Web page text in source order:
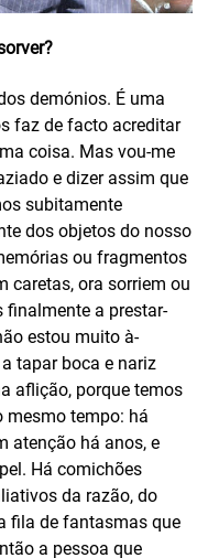
demónios. É uma
faz de facto acreditar
coisa. Mas vou-me
e dizer assim que
subitamente
dos objetos do nosso
ou fragmentos
caretas, ora sorriem ou
a prestar-
estou muito à-
tapar boca e nariz
aflição, porque temos
mesmo tempo: há
atenção há anos, e
Há comichões
da razão, do
fila de fantasmas que
a pessoa que